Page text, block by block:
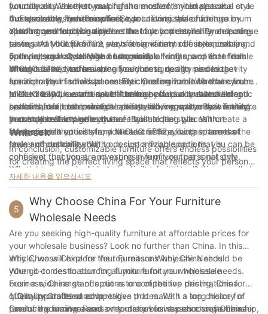
편안함 외에도, 천 소파는 집 인테리어의 일부가 될 수 있습니다. 부
활절에는 화려한 벨벳 쿠션, 꽃무늬 포인트, 부활절 토끼 무늬 쿠션
등 축제 분위기를 더할 수 있는 장식품을 추가하여 천 소파를 더욱
특별하게 만들어 보세요.
원목 가구는 시대를 초월하는 매력을 지니고 있어 어떤 공간에도 따
뜻함과 개성을 더할 수 있습니다. 맞춤 원목 가구는 원목 종류, 마감,
그리고 원하는 디자인 디테일까지 취향에 맞춰 선택할 수 있어 더욱
특별합니다.
나무의 종류
맞춤 원목 가구를 선택할 때, 어떤 종류의 원목을 선택하느냐에 따라
가구의 외관과 느낌이 크게 달라질 수 있습니다. 오크나 메이플 같은
클래식한 원목부터 마호가니나 티크 같은 이국적인 원목까지 다양
한 원목을 선택할 수 있습니다. 각 원목은 고유한 특성을 지니고 있
으므로, 미적 및 기능적 니즈에 맞는 원목을 선택하는 것이 중요합니
다.
마무리 옵션
맞춤 제작 원목 가구의 마감은 전체적인 외관에 중요한 역할을 할 수
있습니다. 나무결을 강조하는 자연스러운 마감부터 색감과 깊이를
더하는 스테인 마감까지, 선택할 수 있는 옵션은 무궁무진합니다. 심
지어 빈티지한 느낌을 더하기 위해 빈티지 마감을 선택할 수도 있습
니다.
디자인 유연성
맞춤 제작 원목 가구는 무궁무진한 디자인 가능성을 제공합니다. 세
련되고 모던한 식탁부터 정교하게 조각된 전통 헤드보드까지, 숙련
된 장인의 손길을 통해 당신의 비전을 현실로 만들어 보세요. 맞춤
제작 원목 가구는 아름다울 뿐만 아니라 기능적이고 당신의 특별한
니즈에 딱 맞는 가구를 제작할 수 있도록 도와줍니다.
not only ensures that your furniture reflects your personal style
but also allows you to optimize your living space for maximum
comfort and functionality.
your decor. Whether you prefer a modern, minimalist vibe or a
more eclectic, bohemian feel, our customizable furniture
options can help you achieve the look you desire. By selecting
pieces that complement each other in terms of style, color, and
material, you can create a harmonious living space that feels
intentional and cohesive.
functionality is key to making the most of limited space.
Customizable furniture offers a solution to this challenge by
allowing you to design pieces that are both stylish and space-
saving. At MIGLIO 5792, we offer a variety of customizable
options, such as storage beds, modular sofas, and extendable
dining tables, that are specifically designed to maximize
functionality in small spaces. By choosing furniture that can be
tailored to your exact specifications, you can create a living
space that is both practical and stylish, no matter how limited
your square footage may be.
4. Expressing Your Personal Style
Your home should be a reflection of your personality and unique
taste, and your furniture plays a significant role in expressing
your personal style. With customizable furniture options from
MIGLIO 5792, you have the freedom to design pieces that
speak to your individual aesthetic preferences. Whether you
prefer clean lines and neutral tones or bold colors and eclectic
patterns, our customizable options allow you to create furniture
that truly reflects who you are. By selecting pieces that
resonate with your style, you can create a living space that
feels authentically you.
5. Investing in Quality and Longevity
When it comes to furnishing your home, quality and longevity
are important factors to consider. Customizable furniture from
MIGLIO 5792 is crafted with the highest quality materials and
craftsmanship to ensure durability and longevity. By investing
in customizable pieces that are built to last, you can create a
living space that will stand the test of time, both in terms of
style and durability. With our customizable options, you can be
confident that you are investing in furniture that is not only
tailored to your needs but also built to withstand the wear and
tear of daily life.
In conclusion, customizable furniture offers a multitude of
benefits for those looking to create a living space that is truly
personalized and reflective of their unique style. With
customizable options from MIGLIO 5792, you can harness the
power of customization to design a living space that is
cohesive, functional, and expressive of your personal style.
Whether you are looking to maximize functionality in a small
space or create a harmonious design aesthetic, customizable
needs and preferences. Invest in quality, longevity, and
personalization by choosing customizable furniture from
MIGLIO 5792 to craft the perfect living space that feels
uniquely you.
Wniosek
In conclusion, customizable furniture offers endless possibilities
for creating the perfect living space that reflects your personal
style and meets your specific needs. Whether you are looking
taste, or simply want to have furniture that fits perfectly in your
home, customization is the key. By investing in customizable
furniture, you are not only getting a one-of-a-kind piece, but
you are also supporting local artisans and contributing to a
more sustainable way of living. So why settle for mass-
produced, cookie-cutter furniture when you can have a
handcrafted piece that is truly one-of-a-kind? With
customizable furniture, the possibilities are truly endless.
자세한 내용을 읽으십시오
5
Why Choose China For Your Furniture
Wholesale Needs
Are you seeking high-quality furniture at affordable prices for
your wholesale business? Look no further than China. In this
article, we will explore the top reasons why China should be
your go-to destination for all your furniture wholesale needs.
From a wide range of options to competitive pricing, China
offers unparalleled advantages that make it a top choice for
furniture sourcing. Read on to discover why choosing China for
Why Choose China for Your Furniture Wholesale Needs
When it comes to sourcing furniture for your wholesale
business, China stands out as one of the top destinations for
quality products at competitive prices. With a long history of
producing furniture and a reputation for superior craftsmanship,
1. Quality Craftsmanship
One of the main reasons why many businesses choose China